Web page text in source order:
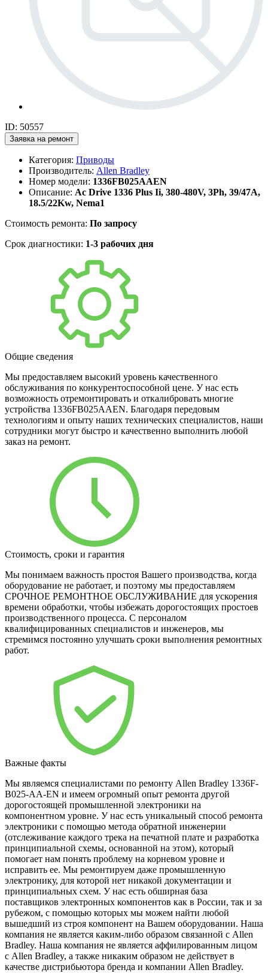
ID: 50557
Заявка на ремонт
Категория: Приводы
Производитель: Allen Bradley
Номер модели: 1336FB025AAEN
Описание: Ac Drive 1336 Plus Ii, 380-480V, 3Ph, 39/47A,
18.5/22Kw, Nema1
Стоимость ремонта: По запросу
Срок диагностики: 1-3 рабочих дня
Общие сведения
Мы предоставляем высокий уровень качественного
обслуживания по конкурентоспособной цене. У нас есть
возможность отремонтировать и откалибровать многие
устройства 1336FB025AAEN. Благодаря передовым
технологиям и опыту наших технических специалистов, наши
сотрудники могут быстро и качественно выполнить любой
заказ на ремонт.
Стоимость, сроки и гарантия
Мы понимаем важность простоя Вашего производства, когда
оборудование не работает, и поэтому мы предоставляем
СРОЧНОЕ РЕМОНТНОЕ ОБСЛУЖИВАНИЕ для ускорения
времени обработки, чтобы избежать дорогостоящих простоев
производственного процесса. С персоналом
квалифицированных специалистов и инженеров, мы
стремимся постоянно улучшать сроки выполнения ремонтных
работ.
Важные факты
Мы являемся специалистами по ремонту Allen Bradley 1336F-
B025-AA-EN и имеем огромный опыт ремонта другой
дорогостоящей промышленной электроники на
компонентном уровне. У нас есть уникальный способ ремонта
электроники с помощью метода обратной инженерии
(отслеживание каждого трека на печатной плате и разработка
принципиальной схемы, основанной на этом), который
помогает нам понять проблему на корневом уровне и
исправить ее. Мы ремонтируем даже промышленную
электронику, для которой нет никакой документации и
принципиальных схем. У нас есть обширная база
поставщиков электронных компонентов как в России, так и за
рубежом, с помощью которых мы можем найти любой
вышедший из строя компонент на Вашем оборудовании. Наша
компания не является каким-либо образом связанной с Allen
Bradley. Наша компания не является аффилированным лицом
с Allen Bradley, а также никаким образом не действует в
качестве дистрибьютора бренда и компании Allen Bradley.